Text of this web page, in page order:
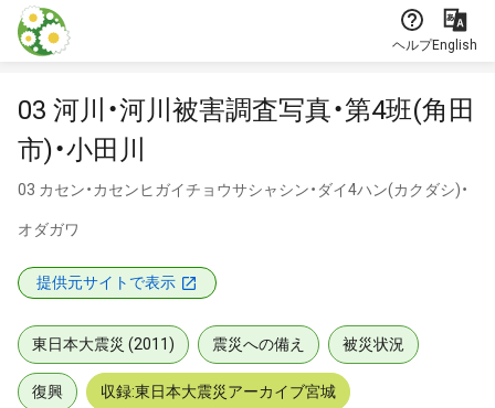
本文に飛ぶ
ヘルプEnglish
03 河川・河川被害調査写真・第4班(角田
市)・小田川
03 カセン・カセンヒガイチョウサシャシン・ダイ4ハン(カクダシ)・
オダガワ
提供元サイトで表示
東日本大震災 (2011) 震災への備え 被災状況
復興 収録:東日本大震災アーカイブ宮城